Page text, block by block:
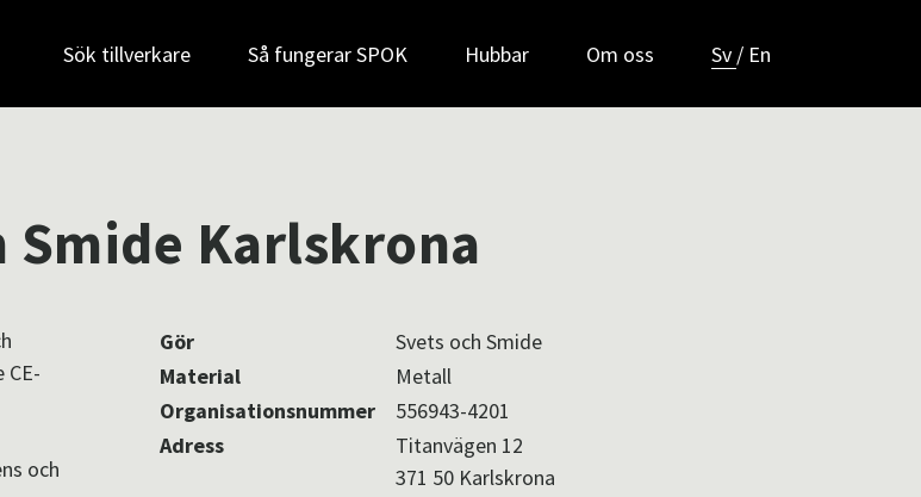
Sök tillverkare Så fungerar SPOK Hubbar Om oss Sv / En
Smide Karlskrona
och
Gör
Svets och Smide
Material
Metall
Organisationsnummer
556943-4201
Adress
Titanvägen 12
371 50 Karlskrona